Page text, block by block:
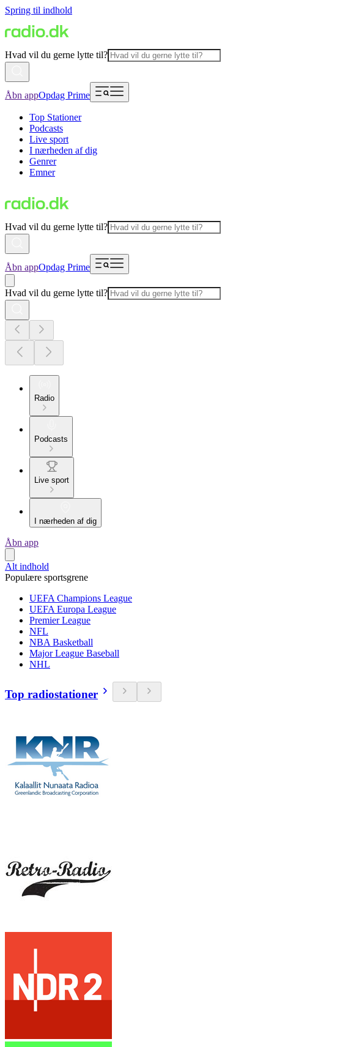
Spring til indhold
Hvad vil du gerne lytte til?
Åbn appOpdag Prime
Top Stationer
Podcasts
Live sport
I nærheden af dig
Genrer
Emner
Hvad vil du gerne lytte til?
Åbn appOpdag Prime
Hvad vil du gerne lytte til?
Radio
Podcasts
Live sport
I nærheden af dig
Åbn app
Alt indhold
Populære sportsgrene
UEFA Champions League
UEFA Europa League
Premier League
NFL
NBA Basketball
Major League Baseball
NHL
Top radiostationer